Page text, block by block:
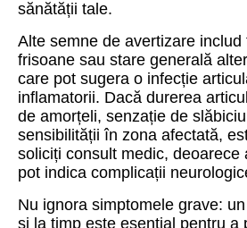
sănătății tale.
Alte semne de avertizare
frisoane sau stare generală
care pot sugera o infecție
inflamatorii. Dacă durerea
de amorțeli, senzație de
sensibilității în zona afectată,
soliciți consult medic, deoarece
pot indica complicații
Nu ignora simptomele grave:
și la timp este esențial pentru a